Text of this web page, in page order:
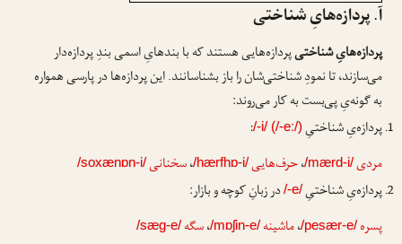
آ. پردازه‌هایِ شناختی
پردازه‌هایِ شناختیپردازه‌هایی هستند که با بندهایِ اسمی بندِ پردازه‌دار
می‌سازند، تا نمودِ شناختی‌شان را باز بشناسانند. این پردازه‌ها در پارسی همواره
به گونه‌یِ پی‌بست به کار می‌روند:
پردازه‌یِ شناختیِ /-i/ (/-eː/)
:
مردی/mærd-i/،حرف‌هایی/hærfhɒ-i/،سخنانی/soxænɒn-i/
پردازه‌یِ شناختیِ/-e/در زبانِ کوچه و بازار:
پسره /pesær-e/،ماشینه/mɒʃin-e/،سگه/sæg-e/